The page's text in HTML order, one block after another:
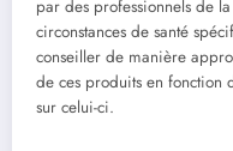
par des professionnels de
circonstances de santé
conseiller de manière
de ces produits en
sur celui-ci.